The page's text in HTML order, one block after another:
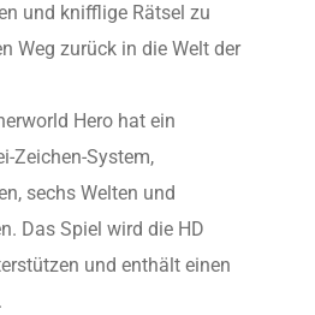
und knifflige Rätsel zu
Weg zurück in die Welt der
Hero hat ein
Zeichen-System,
sechs Welten und
Das Spiel wird die HD
und enthält einen